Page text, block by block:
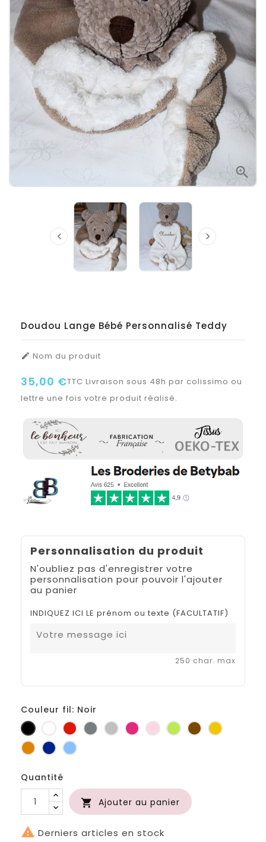

 
Doudou Lange Bébé Personnalisé Teddy
 Nom du produit
35,00 €TTC Livraison sous 48h par colissimo ou
lettre une fois votre produit réalisé.
Personnalisation du produit
N'oubliez pas d'enregistrer votre
personnalisation pour pouvoir l'ajouter
au panier
INDIQUEZ ICI LE prénom ou texte (FACULTATIF)
250 char. max
Couleur fil: Noir
Noir BlancRougeGris
foncé
Gris
clair
Fuchsia
RoseAnis MarronJaune
OrangeMarineBleu
Quantité
 Ajouter au panier
 Derniers articles en stock